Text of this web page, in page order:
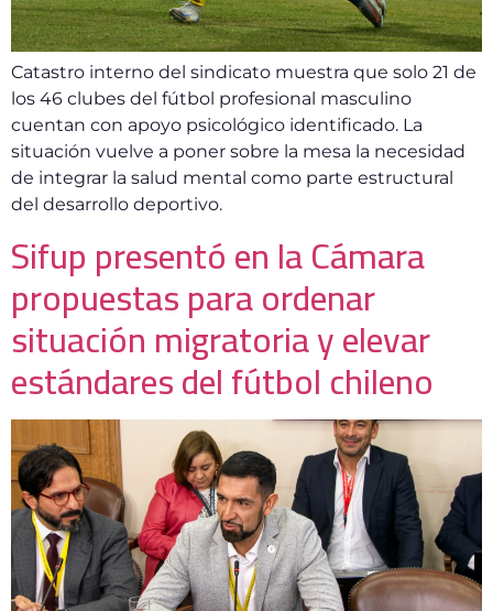
Catastro interno del sindicato muestra que solo 21 de
los 46 clubes del fútbol profesional masculino
cuentan con apoyo psicológico identificado. La
situación vuelve a poner sobre la mesa la necesidad
de integrar la salud mental como parte estructural
del desarrollo deportivo.
Sifup presentó en la Cámara
propuestas para ordenar
situación migratoria y elevar
estándares del fútbol chileno